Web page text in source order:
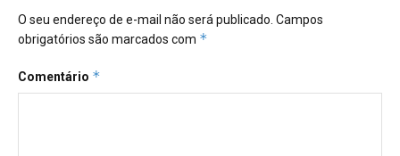
O seu endereço de e-mail não será publicado. Campos
obrigatórios são marcados com *
Comentário *